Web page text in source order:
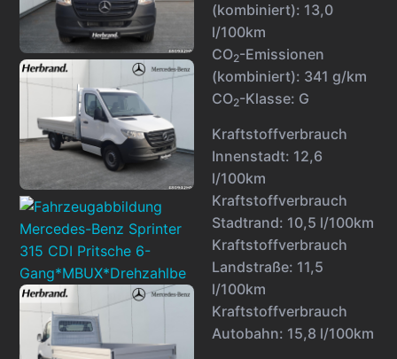
(kombiniert): 13,0
l/100km
CO2-Emissionen
(kombiniert): 341 g/km
CO2-Klasse: G
Kraftstoffverbrauch
Innenstadt: 12,6
l/100km
Kraftstoffverbrauch
Stadtrand: 10,5 l/100km
Kraftstoffverbrauch
Landstraße: 11,5
l/100km
Kraftstoffverbrauch
Autobahn: 15,8 l/100km